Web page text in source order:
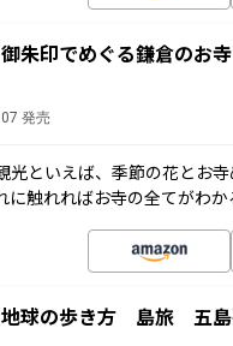
朱印でめぐる鎌倉のお
発売
光といえば、季節の花とお
に触れればお寺の全てがわか
球の歩き方 島旅 五